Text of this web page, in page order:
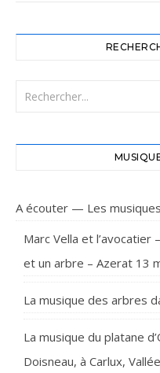
A écouter — Les
Marc Vella et
et un arbre – Azerat 13
La musique des arbres
La musique du platane
Doisneau, à Carlux,